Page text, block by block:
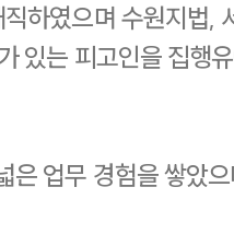
하였으며 수원지법,
있는 피고인을 집행
업무 경험을 쌓았